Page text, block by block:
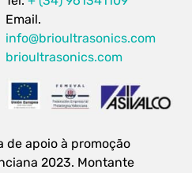
Email.
info@brioultrasonics.com
brioultrasonics.com
de apoio à promoção
2023. Montante